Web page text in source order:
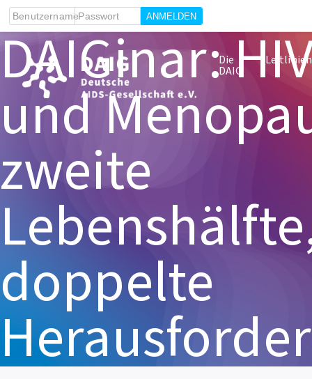
BenutzernamePasswort
Die
DAIG
Leitlinien
DAIGinar:
und
zweite
doppelte